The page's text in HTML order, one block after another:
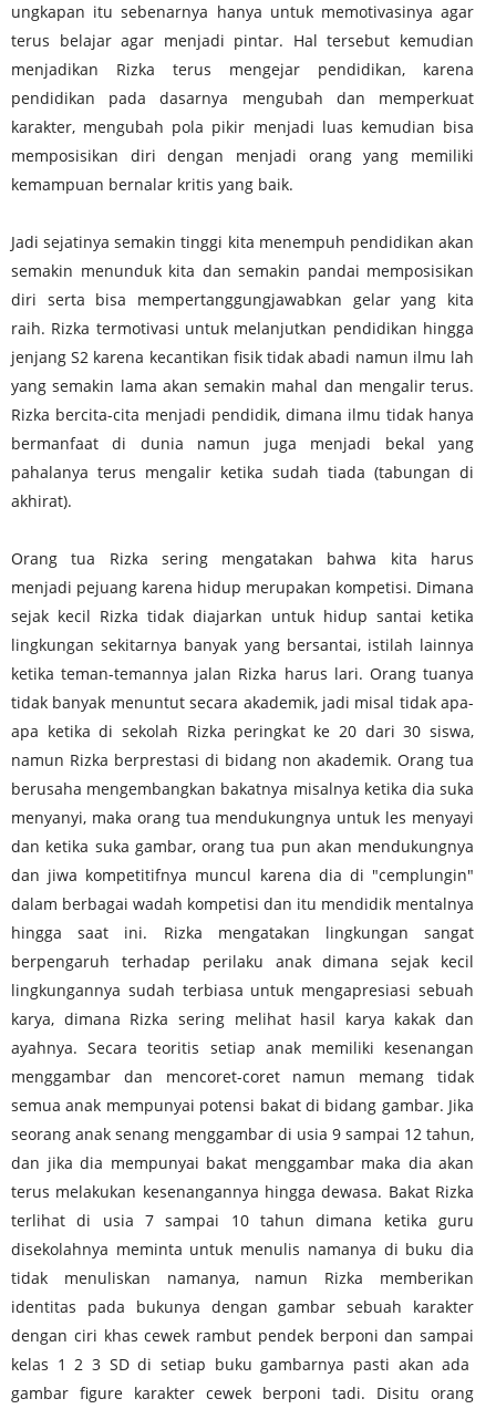
ungkapan itu sebenarnya hanya untuk memotivasinya agar
terus belajar agar menjadi pintar. Hal tersebut kemudian
menjadikan Rizka terus mengejar pendidikan, karena
pendidikan pada dasarnya mengubah dan memperkuat
karakter, mengubah pola pikir menjadi luas kemudian bisa
memposisikan diri dengan menjadi orang yang memiliki
kemampuan bernalar kritis yang baik.
Jadi sejatinya semakin tinggi kita menempuh pendidikan akan
semakin menunduk kita dan semakin pandai memposisikan
diri serta bisa mempertanggungjawabkan gelar yang kita
raih. Rizka termotivasi untuk melanjutkan pendidikan hingga
jenjang S2 karena kecantikan fisik tidak abadi namun ilmu lah
yang semakin lama akan semakin mahal dan mengalir terus.
Rizka bercita-cita menjadi pendidik, dimana ilmu tidak hanya
bermanfaat di dunia namun juga menjadi bekal yang
pahalanya terus mengalir ketika sudah tiada (tabungan di
akhirat).
Orang tua Rizka sering mengatakan bahwa kita harus
menjadi pejuang karena hidup merupakan kompetisi. Dimana
sejak kecil Rizka tidak diajarkan untuk hidup santai ketika
lingkungan sekitarnya banyak yang bersantai, istilah lainnya
ketikateman-temannya jalan Rizka harus lari. Orang tuanya
tidak banyak menuntut secara akademik, jadi misal tidak apa-
apa ketika di sekolah Rizka peringkat ke 20 dari 30 siswa,
namun Rizka berprestasi di bidang non akademik. Orang tua
berusaha mengembangkan bakatnya misalnya ketika dia suka
menyanyi, maka orang tua mendukungnya untuk les menyayi
dan ketika suka gambar, orang tua pun akan mendukungnya
dan jiwa kompetitifnya muncul karena dia di "cemplungin"
dalam berbagai wadah kompetisi dan itu mendidik mentalnya
hingga saat ini. Rizka mengatakan lingkungan sangat
berpengaruh terhadap perilaku anak dimana sejak kecil
lingkungannya sudah terbiasa untuk mengapresiasi sebuah
karya, dimana Rizka sering melihat hasil karya kakak dan
ayahnya. Secara teoritis setiap anak memiliki kesenangan
menggambar dan mencoret-coret namun memang tidak
semua anak mempunyai potensi bakat di bidang gambar. Jika
seorang anak senang menggambar di usia 9 sampai 12 tahun,
dan jika dia mempunyai bakat menggambar maka dia akan
terus melakukan kesenangannya hingga dewasa. Bakat Rizka
terlihat di usia 7 sampai 10 tahun dimana ketika guru
disekolahnya meminta untuk menulis namanya di buku dia
tidak menuliskan namanya, namun Rizka memberikan
identitas pada bukunya dengan gambar sebuah karakter
dengan ciri khas cewek rambut pendek berponi dan sampai
kelas 1 2 3 SD di setiap buku gambarnya pasti akan ada
gambar figure karakter cewek berponi tadi. Disitu orang